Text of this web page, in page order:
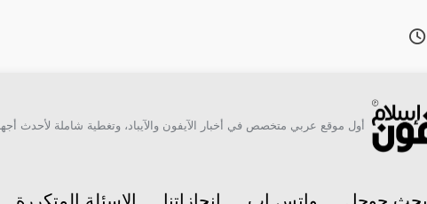
أول موقع عربي متخصص في أخبار الآيفون والآيباد، وتغطية شاملة لأحدث